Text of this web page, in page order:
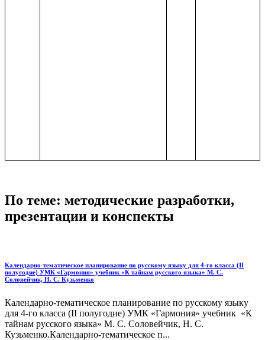
По теме: методические разработки,
презентации и конспекты
Календарно-тематическое планирование по русскому языку для 4-го класса (II
полугодие) УМК «Гармония» учебник «К тайнам русского языка» М. С.
Соловейчик, Н. С. Кузьменко
Календарно-тематическое планирование по русскому языку
для 4-го класса (II полугодие) УМК «Гармония» учебник «К
тайнам русского языка» М. С. Соловейчик, Н. С.
Кузьменко.Календарно-тематическое п...